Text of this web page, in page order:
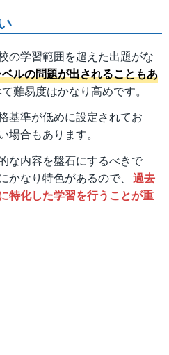
の学習範囲を超えた出題がな
ルの問題が出されることもあ
難易度はかなり高めです。
基準が低めに設定されてお
場合もあります。
な内容を盤石にするべきで
なり特色があるので、 過去
特化した学習を行うことが重